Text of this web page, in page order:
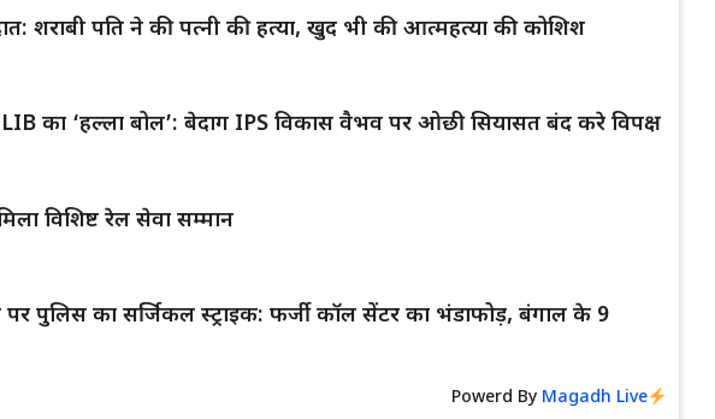
शराबी पति ने की पत्नी की हत्या, खुद भी की आत्महत्या की कोशिश
का ‘हल्ला बोल’: बेदाग IPS विकास वैभव पर ओछी सियासत बंद करे विपक्ष
विशिष्ट रेल सेवा सम्मान
पर पुलिस का सर्जिकल स्ट्राइक: फर्जी कॉल सेंटर का भंडाफोड़, बंगाल के 9
Powerd By Magadh Live